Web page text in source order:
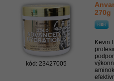
kód: 23427005
270g
Kevin